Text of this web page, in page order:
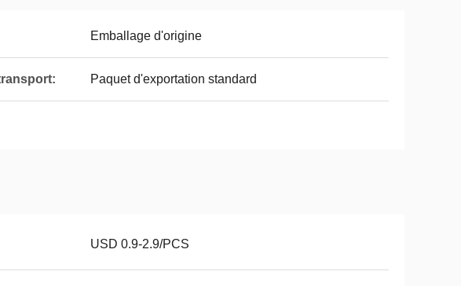
Emballage d'origine
Paquet d'exportation standard
USD 0.9-2.9/PCS